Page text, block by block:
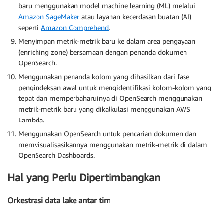
baru menggunakan model machine learning (ML) melalui
Amazon SageMakeratau layanan kecerdasan buatan (AI)
seperti Amazon Comprehend.
Menyimpan metrik-metrik baru ke dalam area pengayaan
(enriching zone) bersamaan dengan penanda dokumen
OpenSearch.
Menggunakan penanda kolom yang dihasilkan dari fase
pengindeksan awal untuk mengidentifikasi kolom-kolom yang
tepat dan memperbaharuinya di OpenSearch menggunakan
metrik-metrik baru yang dikalkulasi menggunakan AWS
Lambda.
Menggunakan OpenSearch untuk pencarian dokumen dan
memvisualisasikannya menggunakan metrik-metrik di dalam
OpenSearch Dashboards.
Hal yang Perlu Dipertimbangkan
Orkestrasi data lake antar tim